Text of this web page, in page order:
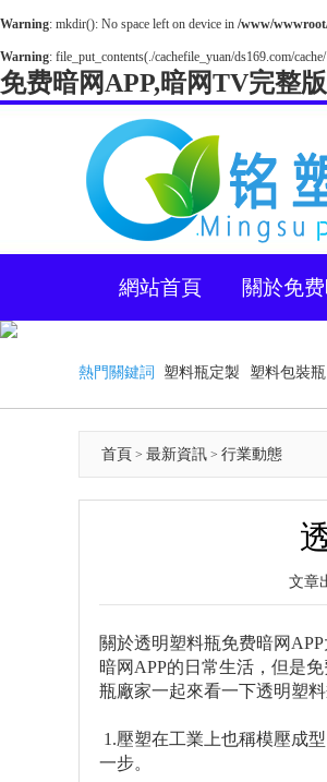
Warning: mkdir(): No space left on device in /www/
Warning: file_put_contents(./cachefile_yuan/ds169.com/
免费暗网APP,暗网TV完整
網站首頁 關於免
熱門關鍵詞 塑料瓶定製 塑料包裝瓶
首頁 > 最新資訊 > 行業動態
文章
關於透明塑料瓶免费暗网
暗网APP的日常生活，但是
瓶廠家一起來看一下透明塑
1.壓塑在工業上也稱模壓成
一步。